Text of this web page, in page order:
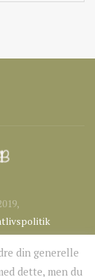
din generelle
dette, men du